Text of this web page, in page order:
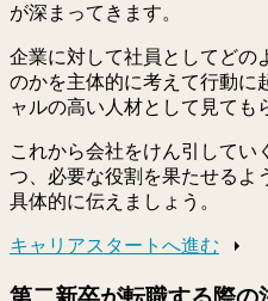
が深まってきます。
企業に対して社員としてどの
のかを主体的に考えて行動に
ャルの高い人材として見ても
これから会社をけん引してい
つ、必要な役割を果たせるよ
具体的に伝えましょう。
キャリアスタートへ進む